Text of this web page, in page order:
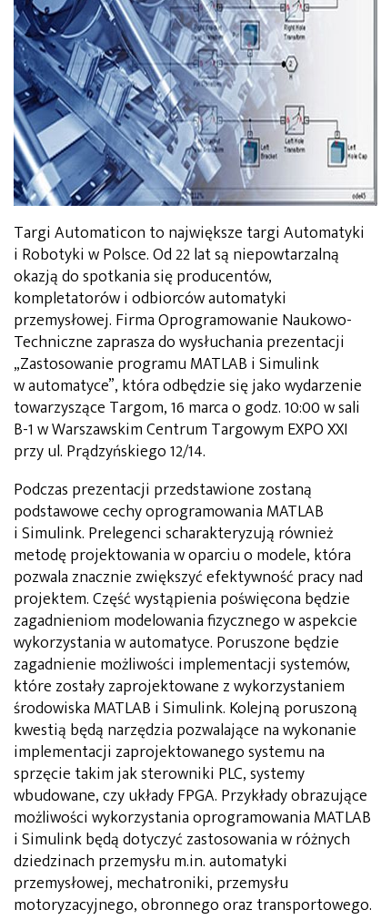
Targi Automaticon to największe targi Automatyki
i Robotyki w Polsce. Od 22 lat są niepowtarzalną
okazją do spotkania się producentów,
kompletatorów i odbiorców automatyki
przemysłowej. Firma Oprogramowanie Naukowo-
Techniczne zaprasza do wysłuchania prezentacji
„Zastosowanie programu MATLAB i Simulink
w automatyce”, która odbędzie się jako wydarzenie
towarzyszące Targom, 16 marca o godz. 10:00 w sali
B-1 w Warszawskim Centrum Targowym EXPO XXI
przy ul. Prądzyńskiego 12/14.
Podczas prezentacji przedstawione zostaną
podstawowe cechy oprogramowania MATLAB
i Simulink. Prelegenci scharakteryzują również
metodę projektowania w oparciu o modele, która
pozwala znacznie zwiększyć efektywność pracy nad
projektem. Część wystąpienia poświęcona będzie
zagadnieniom modelowania fizycznego w aspekcie
wykorzystania w automatyce. Poruszone będzie
zagadnienie możliwości implementacji systemów,
które zostały zaprojektowane z wykorzystaniem
środowiska MATLAB i Simulink. Kolejną poruszoną
kwestią będą narzędzia pozwalające na wykonanie
implementacji zaprojektowanego systemu na
sprzęcie takim jak sterowniki PLC, systemy
wbudowane, czy układy FPGA. Przykłady obrazujące
możliwości wykorzystania oprogramowania MATLAB
i Simulink będą dotyczyć zastosowania w różnych
dziedzinach przemysłu m.in. automatyki
przemysłowej, mechatroniki, przemysłu
motoryzacyjnego, obronnego oraz transportowego.